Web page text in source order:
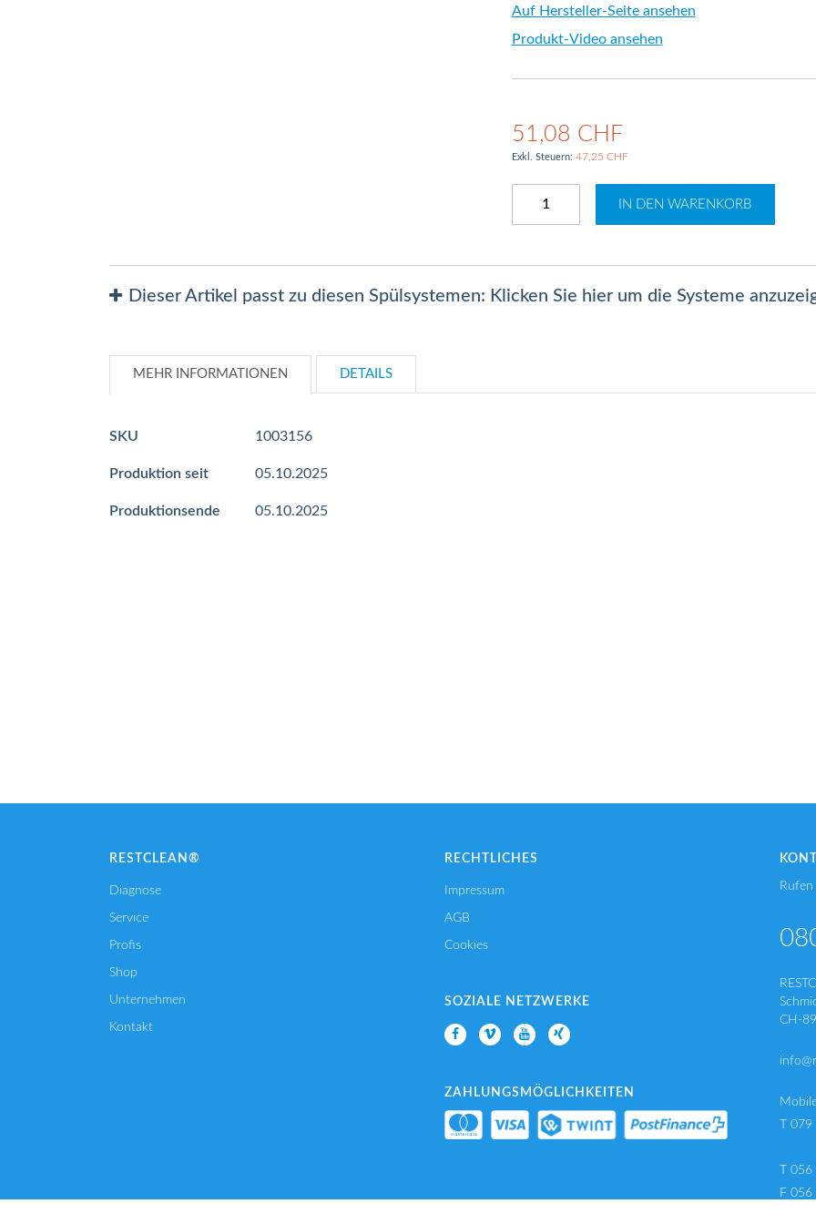
Auf Hersteller-Seite ansehen
Produkt-Video ansehen
51,08 CHF
47,25 CHF
IN DEN WARENKORB
Dieser Artikel passt zu diesen Spülsystemen: Klicken Sie hier um die Systeme
MEHR INFORMATIONEN
Mehr
SKU 1003156
Produktion seit 05.10.2025
Produktionsende 05.10.2025
DETAILS
RESTCLEAN®
Diagnose
Service
Profis
Shop
Unternehmen
Kontakt
RECHTLICHES
Impressum
AGB
Cookies
SOZIALE NETZWERKE
ZAHLUNGSMÖGLICHKEITEN
CH-
T
T
F